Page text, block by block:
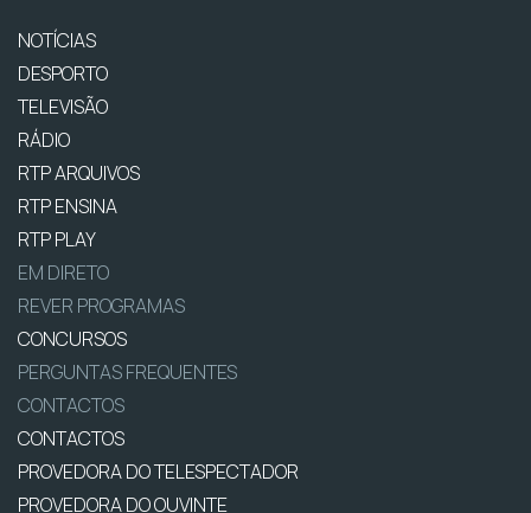
NOTÍCIAS
DESPORTO
TELEVISÃO
RÁDIO
RTP ARQUIVOS
RTP ENSINA
RTP PLAY
EM DIRETO
REVER PROGRAMAS
CONCURSOS
PERGUNTAS FREQUENTES
CONTACTOS
CONTACTOS
PROVEDORA DO TELESPECTADOR
PROVEDORA DO OUVINTE